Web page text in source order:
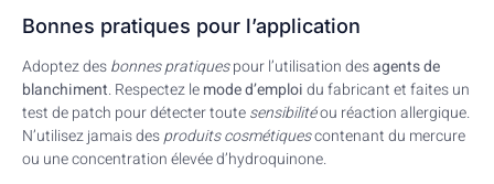
Bonnes pratiques pour l’application
Adoptez desbonnes pratiquespour l’utilisation desagents de
blanchiment. Respectez lemode d’emploidu fabricant et faites un
test de patch pour détecter toutesensibilitéou réaction allergique.
N’utilisez jamais desproduits cosmétiquescontenant du mercure
ou une concentration élevée d’hydroquinone.